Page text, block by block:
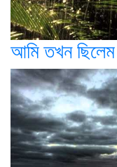
আমি তখন ছিলেম